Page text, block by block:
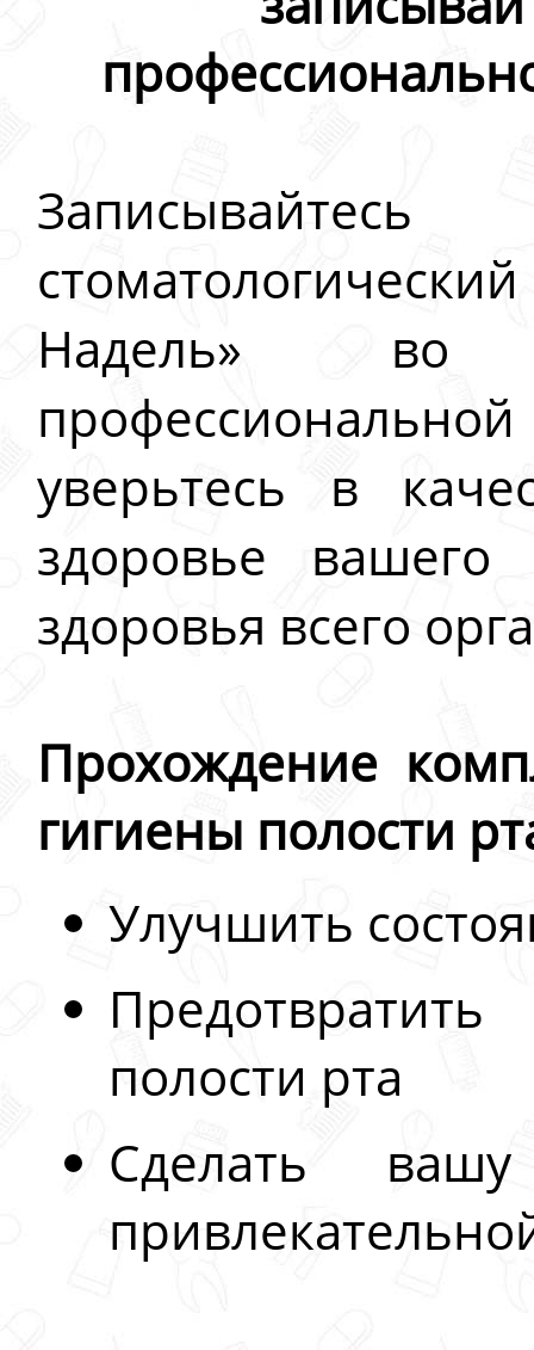
Надель» во
уверьтесь в
здоровье вашего
здоровья всего
Прохождение
гигиены полости
Улучшить
полости рта
Сделать